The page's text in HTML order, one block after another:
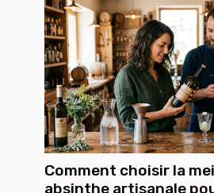
Comment choisir la
absinthe artisanale